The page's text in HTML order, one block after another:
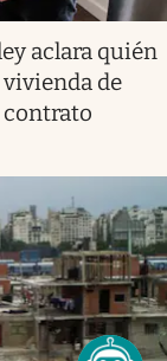
aclara quién
vivienda de
contrato